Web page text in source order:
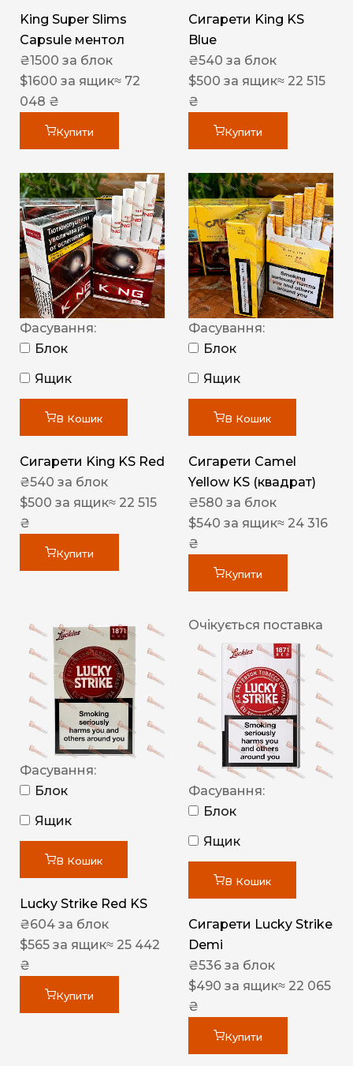
King Super Slims
Capsule ментол
₴1500 за блок
$1600 за ящик≈ 72
048 ₴
Купити
Сигарети King KS
Blue
₴540 за блок
$500 за ящик≈ 22 515
₴
Купити
Фасування:
Блок
Ящик
В Кошик
Сигарети King KS Red
₴540 за блок
$500 за ящик≈ 22 515
₴
Купити
Фасування:
Блок
Ящик
В Кошик
Сигарети Camel
Yellow KS (квадрат)
₴580 за блок
$540 за ящик≈ 24 316
₴
Купити
Фасування:
Блок
Ящик
В Кошик
Lucky Strike Red KS
₴604 за блок
$565 за ящик≈ 25 442
₴
Купити
Очікується поставка
Фасування:
Блок
Ящик
В Кошик
Сигарети Lucky Strike
Demi
₴536 за блок
$490 за ящик≈ 22 065
₴
Купити